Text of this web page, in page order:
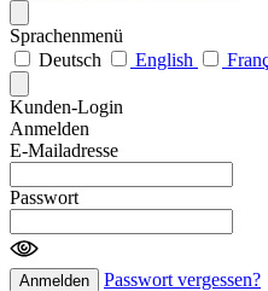
Sprachenmenü
Deutsch
English
Kunden-Login
Anmelden
E-Mailadresse
Passwort
Anmelden
Passwort vergessen?